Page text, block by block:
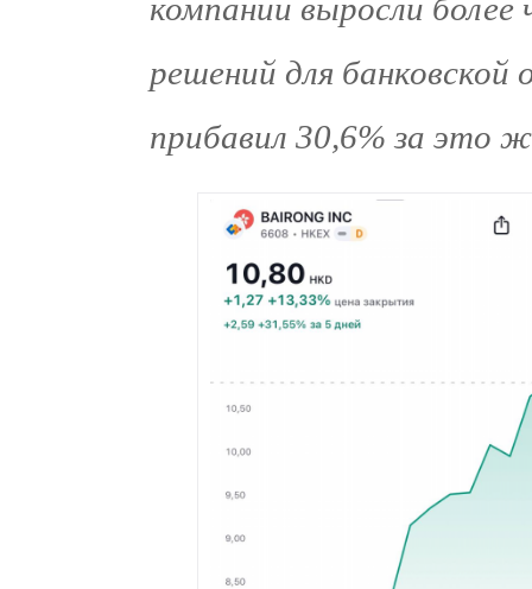
компании выросли
решений для
прибавил 30,6% за это